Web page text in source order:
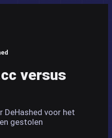
versus
DeHashed voor het
gestolen